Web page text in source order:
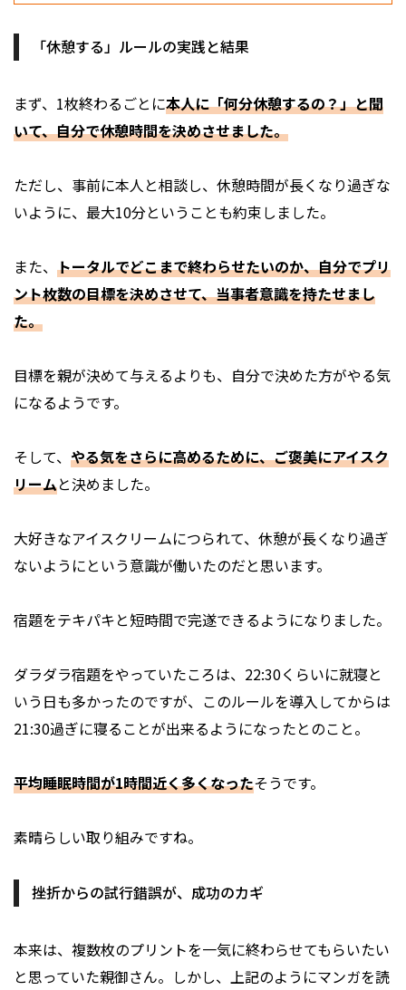
「休憩する」ルールの実践と結果
まず、1枚終わるごとに本人に「何分休憩するの？」と聞
いて、自分で休憩時間を決めさせました。
ただし、事前に本人と相談し、休憩時間が長くなり過ぎな
いように、最大10分ということも約束しました。
また、 トータルでどこまで終わらせたいのか、自分でプリ
ント枚数の目標を決めさせて、当事者意識を持たせまし
た。
目標を親が決めて与えるよりも、自分で決めた方がやる気
になるようです。
そして、 やる気をさらに高めるために、ご褒美にアイスク
リームと決めました。
大好きなアイスクリームにつられて、休憩が長くなり過ぎ
ないようにという意識が働いたのだと思います。
宿題をテキパキと短時間で完遂できるようになりました。
ダラダラ宿題をやっていたころは、22:30くらいに就寝と
いう日も多かったのですが、このルールを導入してからは
21:30過ぎに寝ることが出来るようになったとのこと。
平均睡眠時間が1時間近く多くなったそうです。
素晴らしい取り組みですね。
挫折からの試行錯誤が、成功のカギ
本来は、複数枚のプリントを一気に終わらせてもらいたい
と思っていた親御さん。しかし、上記のようにマンガを読